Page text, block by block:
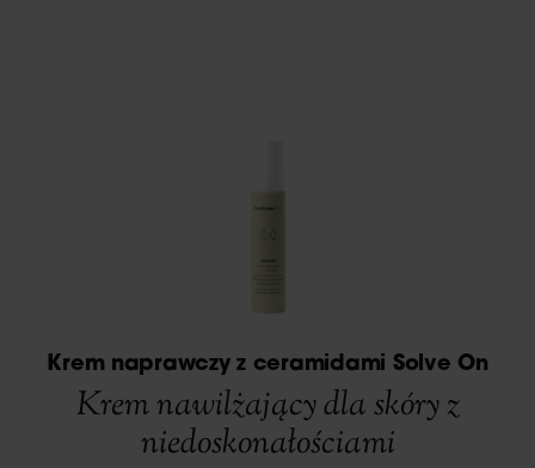
Krem naprawczy z ceramidami Solve On
Krem nawilżający dla skóry z
niedoskonałościami